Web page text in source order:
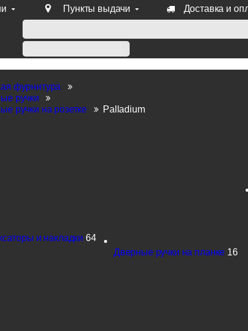
Пункты выдачи Доставка и
тыс. руб продукции Venezia, Fratelli, Tupai, Extreza,
фурнитура
ручки
ручки на розетке
Palladium
и накладки 64
Дверные ручки на планке 16